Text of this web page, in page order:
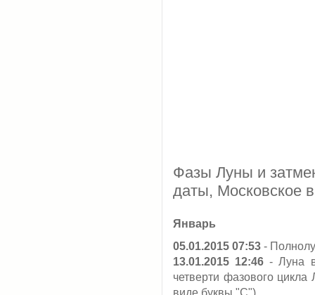
Фазы Луны и
даты, Московское
Январь
05.01.2015 07:53 -
13.01.2015 12:46- Луна в
четверти фазового
виде буквы "С")